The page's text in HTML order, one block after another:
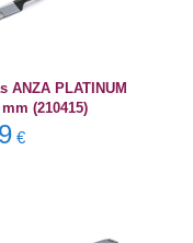
ANZA PLATINUM
mm (210415)
€